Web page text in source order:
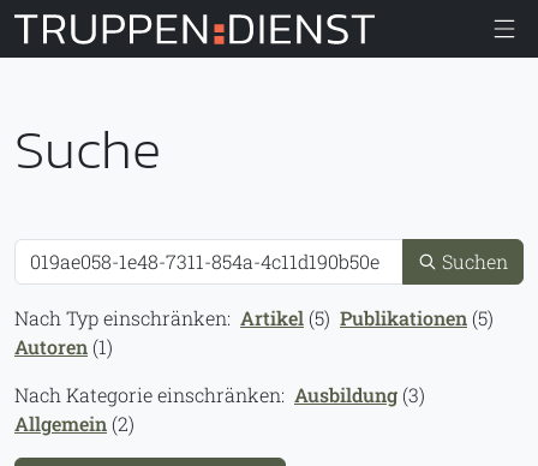
Truppendienst
Suche
Suche Suchen
Nach Typ einschränken: Artikel (5) Publikationen (5)
Autoren (1)
Nach Kategorie einschränken: Ausbildung (3)
Allgemein (2)